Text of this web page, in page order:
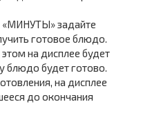
задайте
готовое блюдо.
на дисплее будет
блюдо будет готово.
на дисплее
до окончания